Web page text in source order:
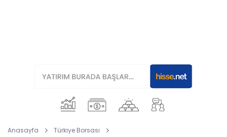
Anasayfa Türkiye Borsası